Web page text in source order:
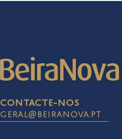
contacte-nos
geral@beiranova.pt